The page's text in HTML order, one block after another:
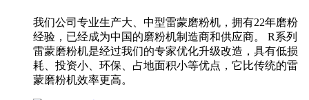
我们公司专业生产大、中型雷蒙磨粉机，拥有22年磨粉
经验，已经成为中国的磨粉机制造商和供应商。 R系列
雷蒙磨粉机是经过我们的专家优化升级改造，具有低损
耗、投资小、环保、占地面积小等优点，它比传统的雷
蒙磨粉机效率更高。